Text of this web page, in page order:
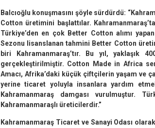
Balcıoğlu konuşmasını şöyle sürdürdü:
Cotton üretimini başlattılar.
Türkiye’den en çok Better Cotton alımı
Sezonu lisanslanan tahmini Better Cotton
biri Kahramanmaraş’tır. Bu yıl,
gerçekleştirilmiştir. Cotton Made in Africa
Amacı, Afrika’daki küçük çiftçilerin yaşam ve
yerine ticaret yoluyla insanlara yardım
Kahramanmaraş damgası vurulmuştur.
Kahramanmaraşlı üreticilerdir.”
Kahramanmaraş Ticaret ve Sanayi Odası